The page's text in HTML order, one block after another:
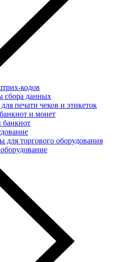
кодов
сбора данных
печати чеков и этикеток
и монет
банкнот
для торгового оборудования